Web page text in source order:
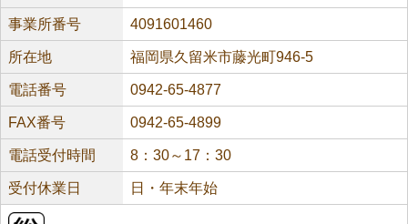
事業所番号 4091601460
所在地 福岡県久留米市藤光町946-5
電話番号 0942-65-4877
FAX番号 0942-65-4899
電話受付時間 8：30～17：30
受付休業日 日・年末年始